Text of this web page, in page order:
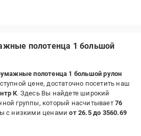
полотенца 1 большой
полотенца 1 большой рулон
цене, достаточно посетить наш
К. Здесь Вы найдете широкий
группы, который насчитывает76
с низкими ценамиот 26.5 до 3560.69